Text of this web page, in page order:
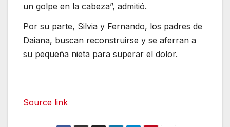
un golpe en la cabeza”, admitió.
Por su parte, Silvia y Fernando, los padres de
Daiana, buscan reconstruirse y se aferran a
su pequeña nieta para superar el dolor.
Source link